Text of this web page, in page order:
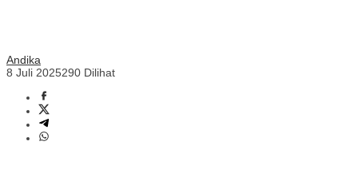
Andika
8 Juli 2025290 Dilihat